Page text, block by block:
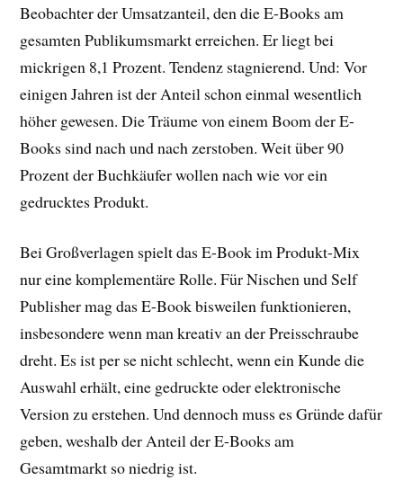
Beobachter der Umsatzanteil, den die E-Books am
gesamten Publikumsmarkt erreichen. Er liegt bei
mickrigen 8,1 Prozent. Tendenz stagnierend. Und: Vor
einigen Jahren ist der Anteil schon einmal wesentlich
höher gewesen. Die Träume von einem Boom der E-
Books sind nach und nach zerstoben. Weit über 90
Prozent der Buchkäufer wollen nach wie vor ein
gedrucktes Produkt.
Bei Großverlagen spielt das E-Book im Produkt-Mix
nur eine komplementäre Rolle. Für Nischen und Self
Publisher mag das E-Book bisweilen funktionieren,
insbesondere wenn man kreativ an der Preisschraube
dreht. Es ist per se nicht schlecht, wenn ein Kunde die
Auswahl erhält, eine gedruckte oder elektronische
Version zu erstehen. Und dennoch muss es Gründe dafür
geben, weshalb der Anteil der E-Books am
Gesamtmarkt so niedrig ist.